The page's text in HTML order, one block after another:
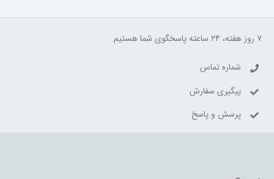
۷ روز هفته، ۲۴ ساعته پاسخگوی شما هستیم.
شماره تماس
پیگیری سفارش
پرسش و پاسخ